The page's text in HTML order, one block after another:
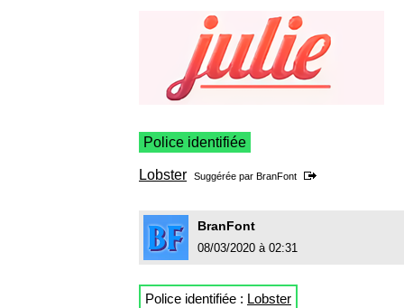
Police identifiée
Lobster Suggérée par BranFont
BranFont
08/03/2020 à 02:31
Police identifiée : Lobster